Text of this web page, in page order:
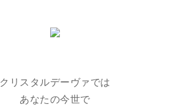
クリスタルデーヴァでは
あなたの今世で